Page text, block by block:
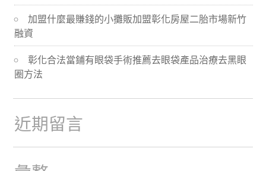
加盟什麼最賺錢的小攤販加盟彰化房屋二胎市場新竹
融資
彰化合法當鋪有眼袋手術推薦去眼袋產品治療去黑眼
圈方法
近期留言